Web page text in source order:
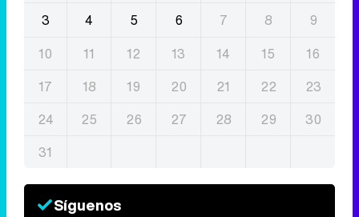
3
4 5 6 7 8
9
10
11 12 13 14 15
16
17
18 19 20 21 22
23
24
25 26 27 28 29
30
31
Síguenos